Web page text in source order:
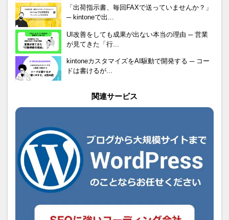
「出荷指示書、毎回FAXで送っていませんか？」
─ kintoneで出...
UI改善をしても成果が出ない本当の理由 ─ 営業
が見てきた「行...
kintoneカスタマイズをAI駆動で開発する ─ コー
ドは書けるが...
関連サービス